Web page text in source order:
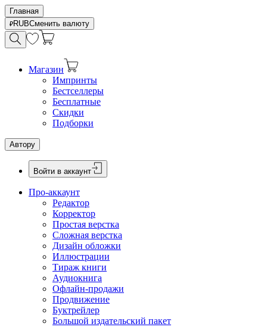
Главная
RUBСменить валюту
Магазин
Импринты
Бестселлеры
Бесплатные
Скидки
Подборки
Автору
Войти в аккаунт
Про-аккаунт
Редактор
Корректор
Простая верстка
Сложная верстка
Дизайн обложки
Иллюстрации
Тираж книги
Аудиокнига
Офлайн-продажи
Продвижение
Буктрейлер
Большой издательский пакет